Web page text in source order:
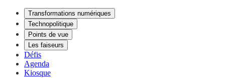
Transformations numériques
Technopolitique
Points de vue
Les faiseurs
Défis
Agenda
Kiosque